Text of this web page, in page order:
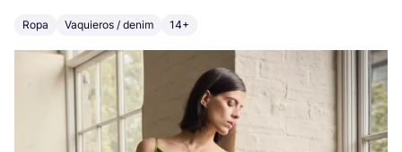
Ropa Vaquieros / denim 14+